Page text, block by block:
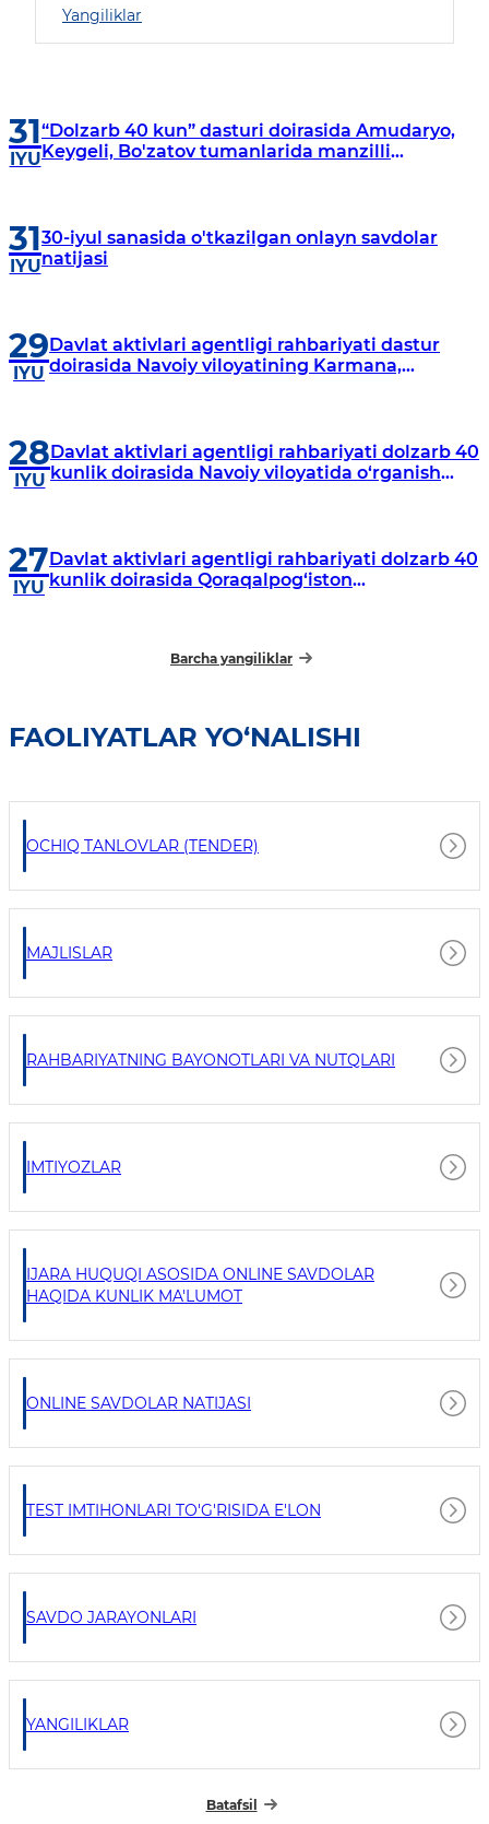
Yangiliklar
31
IYU
“Dolzarb 40 kun” dasturi doirasida Amudaryo,
Keygeli, Bo'zatov tumanlarida manzilli
31
IYU
30-iyul sanasida o'tkazilgan onlayn savdolar
natijasi
29
IYU
Davlat aktivlari agentligi rahbariyati dastur
doirasida Navoiy viloyatining Karmana,
28
IYU
Davlat aktivlari agentligi rahbariyati dolzarb 40
kunlik doirasida Navoiy viloyatida o‘rganish
27
IYU
Davlat aktivlari agentligi rahbariyati dolzarb 40
kunlik doirasida Qoraqalpog‘iston
Barcha yangiliklar
FAOLIYATLAR YO‘NALISHI
OCHIQ TANLOVLAR (TENDER)
MAJLISLAR
RAHBARIYATNING BAYONOTLARI VA NUTQLARI
IMTIYOZLAR
IJARA HUQUQI ASOSIDA ONLINE SAVDOLAR
HAQIDA KUNLIK MA'LUMOT
ONLINE SAVDOLAR NATIJASI
TEST IMTIHONLARI TO'G'RISIDA E'LON
SAVDO JARAYONLARI
YANGILIKLAR
Batafsil